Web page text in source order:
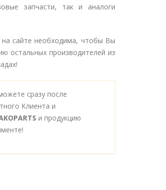
запчасти, так и аналоги
на сайте необходима, чтобы Вы
остальных производителей из
сразу после
Клиента и
и продукцию